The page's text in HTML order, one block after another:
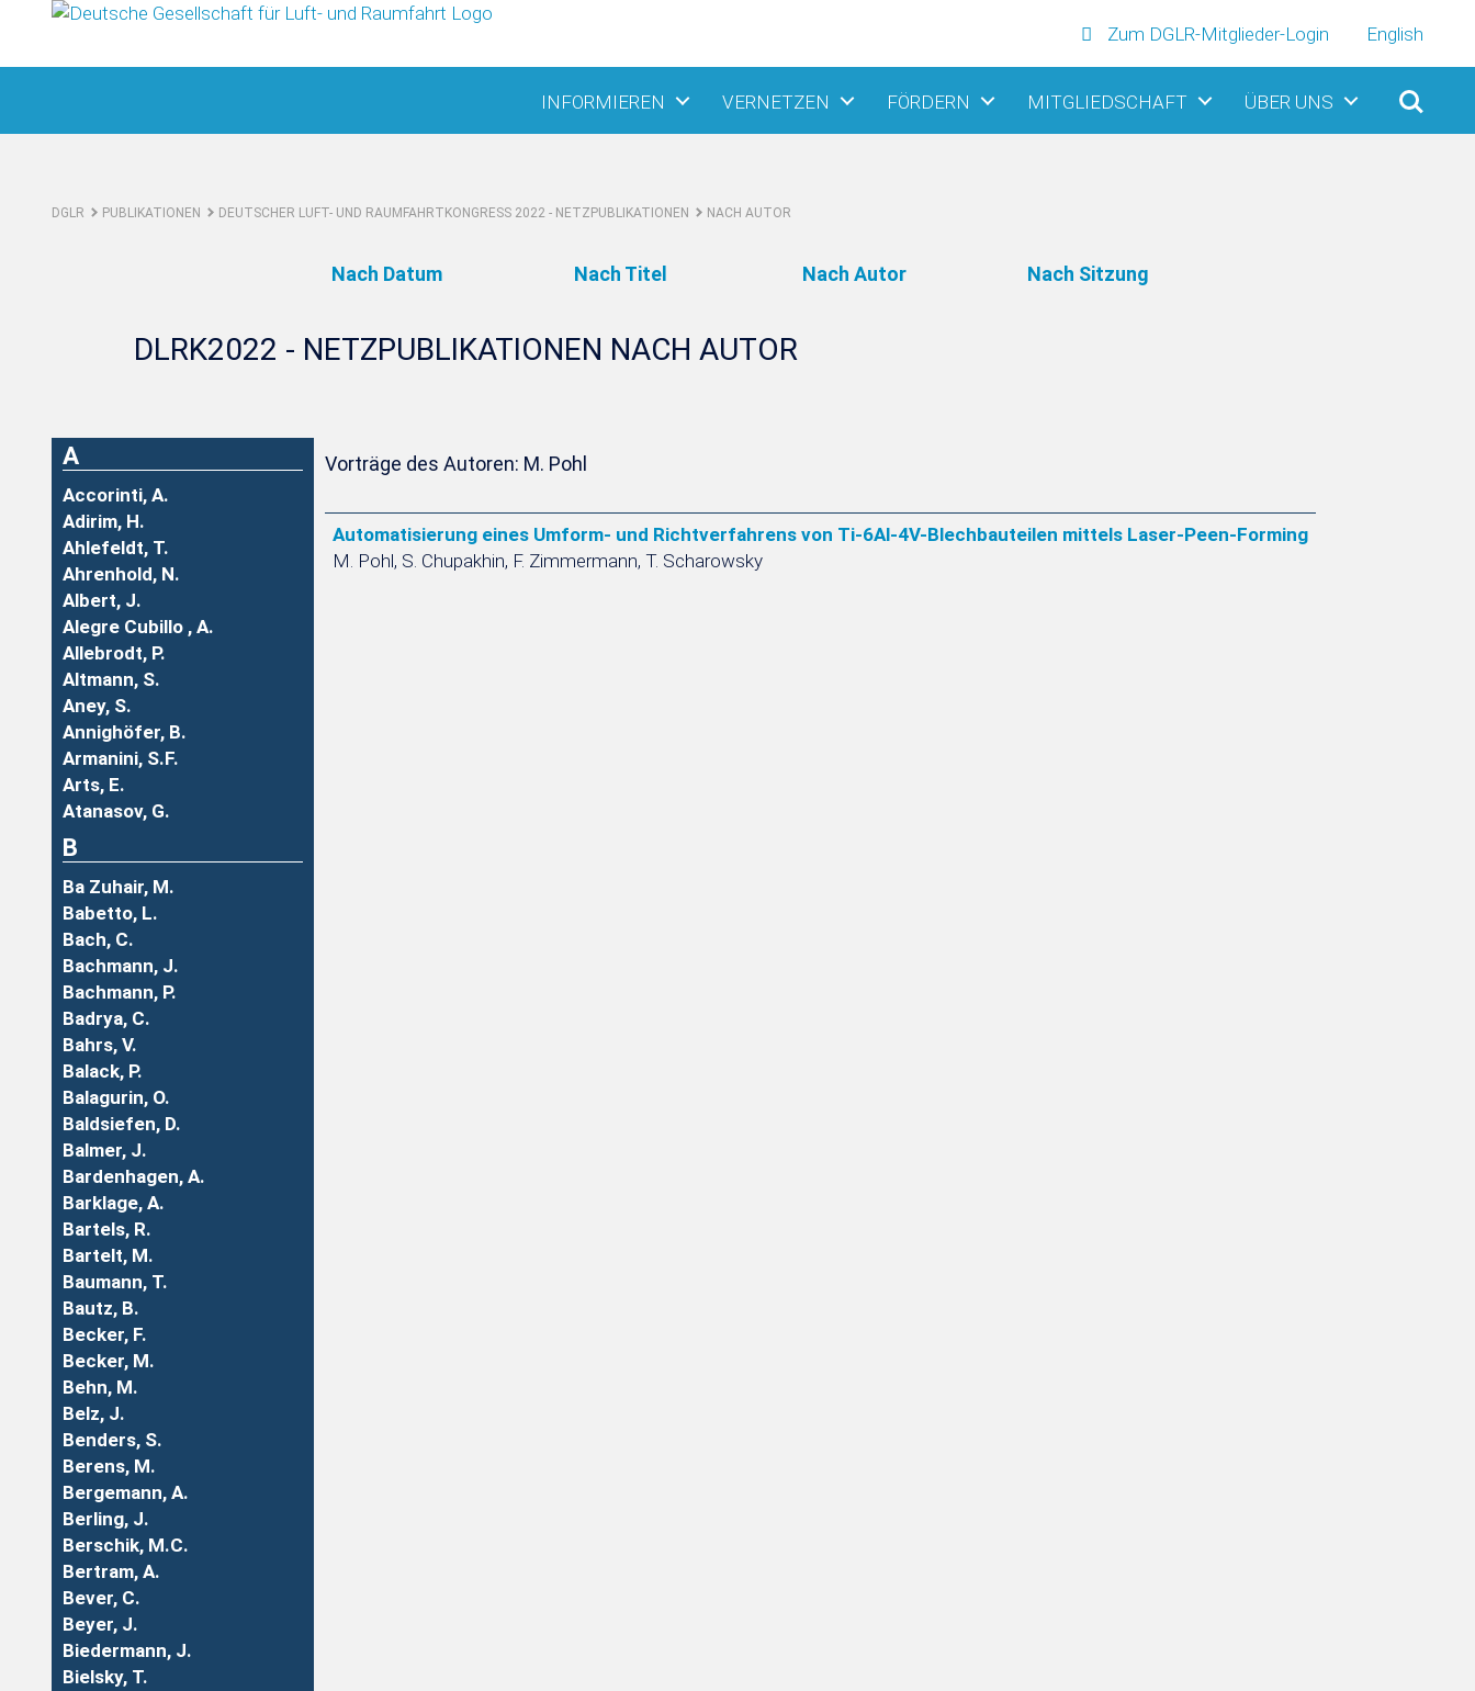
Zum DGLR-Mitglieder-Login English
INFORMIEREN VERNETZEN FÖRDERN MITGLIEDSCHAFT ÜBER UNS
DGLR PUBLIKATIONEN DEUTSCHER LUFT- UND RAUMFAHRTKONGRESS 2022 - NETZPUBLIKATIONEN NACH AUTOR
Nach Datum Nach Titel Nach Autor Nach Sitzung
DLRK2022 - NETZPUBLIKATIONEN NACH AUTOR
A
Accorinti, A.
Adirim, H.
Ahlefeldt, T.
Ahrenhold, N.
Albert, J.
Alegre Cubillo , A.
Allebrodt, P.
Altmann, S.
Aney, S.
Annighöfer, B.
Armanini, S.F.
Arts, E.
Atanasov, G.
B
Ba Zuhair, M.
Babetto, L.
Bach, C.
Bachmann, J.
Bachmann, P.
Badrya, C.
Bahrs, V.
Balack, P.
Balagurin, O.
Baldsiefen, D.
Balmer, J.
Bardenhagen, A.
Barklage, A.
Bartels, R.
Bartelt, M.
Baumann, T.
Bautz, B.
Becker, F.
Becker, M.
Behn, M.
Belz, J.
Benders, S.
Berens, M.
Bergemann, A.
Berling, J.
Berschik, M.C.
Bertram, A.
Bever, C.
Beyer, J.
Biedermann, J.
Bielsky, T.
Vorträge des Autoren: M. Pohl
Automatisierung eines Umform- und Richtverfahrens von Ti-6Al-4V-Blechbauteilen mittels Laser-Peen-Forming
M. Pohl, S. Chupakhin, F. Zimmermann, T. Scharowsky